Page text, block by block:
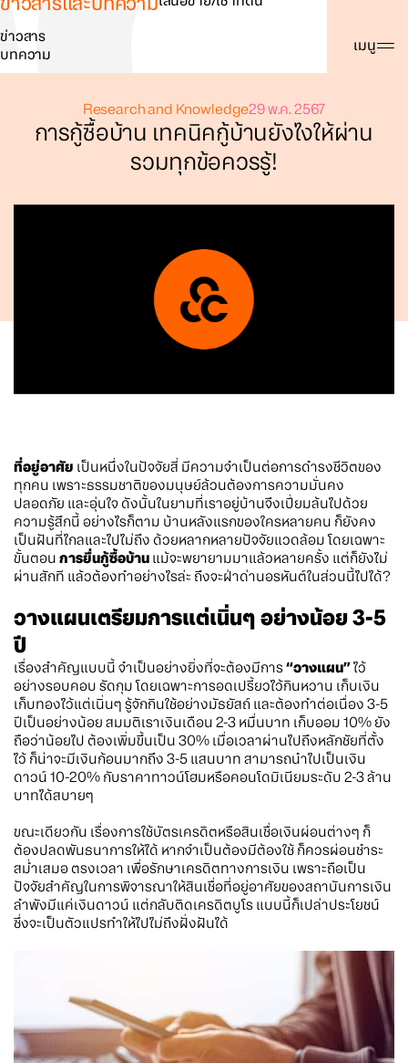
ค้นหา เมนู
ข่าวสาร
บทความ
Research and Knowledge29 พ.ค. 2567
การกู้ซื้อบ้าน เทคนิคกู้บ้านยังไงให้ผ่าน
รวมทุกข้อควรรู้!
ที่อยู่อาศัย เป็นหนึ่งในปัจจัยสี่ มีความจำเป็นต่อการดำรงชีวิตของ
ทุกคน เพราะธรรมชาติของมนุษย์ล้วนต้องการความมั่นคง
ปลอดภัย และอุ่นใจ ดังนั้นในยามที่เราอยู่บ้านจึงเปี่ยมล้นไปด้วย
ความรู้สึกนี้ อย่างไรก็ตาม บ้านหลังแรกของใครหลายคน ก็ยังคง
เป็นฝันที่ไกลและไปไม่ถึง ด้วยหลากหลายปัจจัยแวดล้อม โดยเฉพาะ
ขั้นตอน การยื่นกู้ซื้อบ้าน แม้จะพยายามมาแล้วหลายครั้ง แต่ก็ยังไม่
ผ่านสักที แล้วต้องทำอย่างไรล่ะ ถึงจะฝ่าด่านอรหันต์ในส่วนนี้ไปได้?
วางแผนเตรียมการแต่เนิ่นๆ อย่างน้อย3-5
ปี
เรื่องสำคัญแบบนี้ จำเป็นอย่างยิ่งที่จะต้องมีการ“วางแผน”ไว้
อย่างรอบคอบ รัดกุม โดยเฉพาะการอดเปรี้ยวไว้กินหวาน เก็บเงิน
เก็บทองไว้แต่เนิ่นๆ รู้จักกินใช้อย่างมัธยัสถ์ และต้องทำต่อเนื่อง 3-5
ปีเป็นอย่างน้อย สมมติเราเงินเดือน 2-3 หมื่นบาท เก็บออม 10% ยัง
ถือว่าน้อยไป ต้องเพิ่มขึ้นเป็น 30% เมื่อเวลาผ่านไปถึงหลักชัยที่ตั้ง
ไว้ ก็น่าจะมีเงินก้อนมากถึง 3-5 แสนบาท สามารถนำไปเป็นเงิน
ดาวน์ 10-20% กับราคาทาวน์โฮมหรือคอนโดมิเนียมระดับ 2-3ล้าน
บาทได้สบายๆ
ขณะเดียวกัน เรื่องการใช้บัตรเครดิตหรือสินเชื่อเงินผ่อนต่างๆ ก็
ต้องปลดพันธนาการให้ได้ หากจำเป็นต้องมีต้องใช้ ก็ควรผ่อนชำระ
สม่ำเสมอ ตรงเวลา เพื่อรักษาเครดิตทางการเงิน เพราะถือเป็น
ปัจจัยสำคัญในการพิจารณาให้สินเชื่อที่อยู่อาศัยของสถาบันการเงิน
ลำพังมีแค่เงินดาวน์ แต่กลับติดเครดิตบูโร แบบนี้ก็เปล่าประโยชน์
ซึ่งจะเป็นตัวแปรทำให้ไปไม่ถึงฝั่งฝันได้